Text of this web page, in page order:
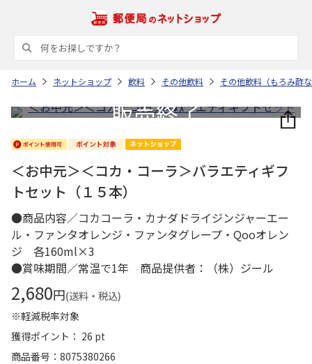
ホーム ネットショップ 飲料 その他飲料 その他飲料（もろみ酢
＜お中元＞＜コカ・コーラ＞バラエティギフ
トセット（１５本）
●商品内容／コカコーラ・カナダドライジンジャーエー
ル・ファンタオレンジ・ファンタグレープ・Qooオレン
ジ 各160ml×3
●賞味期間／常温で1年 商品提供者：（株）ジール
2,680円(送料・税込)
※軽減税率対象
獲得ポイント： 26 pt
商品番号
8075380266